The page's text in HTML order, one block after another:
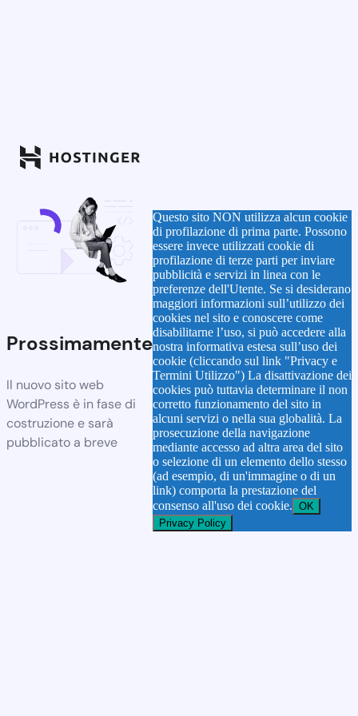
Prossimamente
Il nuovo sito web
WordPress è in fase di
costruzione e sarà
pubblicato a breve
Questo sito NON utilizza alcun cookie
di profilazione di prima parte. Possono
essere invece utilizzati cookie di
profilazione di terze parti per inviare
pubblicità e servizi in linea con le
preferenze dell'Utente. Se si desiderano
maggiori informazioni sull’utilizzo dei
cookies nel sito e conoscere come
disabilitarne l’uso, si può accedere alla
nostra informativa estesa sull’uso dei
cookie (cliccando sul link "Privacy e
Termini Utilizzo") La disattivazione dei
cookies può tuttavia determinare il non
corretto funzionamento del sito in
alcuni servizi o nella sua globalità. La
prosecuzione della navigazione
mediante accesso ad altra area del sito
o selezione di un elemento dello stesso
(ad esempio, di un'immagine o di un
link) comporta la prestazione del
consenso all'uso dei cookie. OK
Privacy Policy